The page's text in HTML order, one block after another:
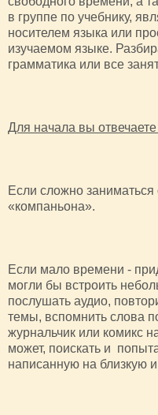
в группе по учебнику,
носителем языка или
изучаемом языке.
грамматика или все
Для начала вы
Если сложно
«компаньона».
Если мало времени -
могли бы встроить
послушать аудио,
темы, вспомнить слова
журнальчик или комикс
может, поискать и
написанную на близкую